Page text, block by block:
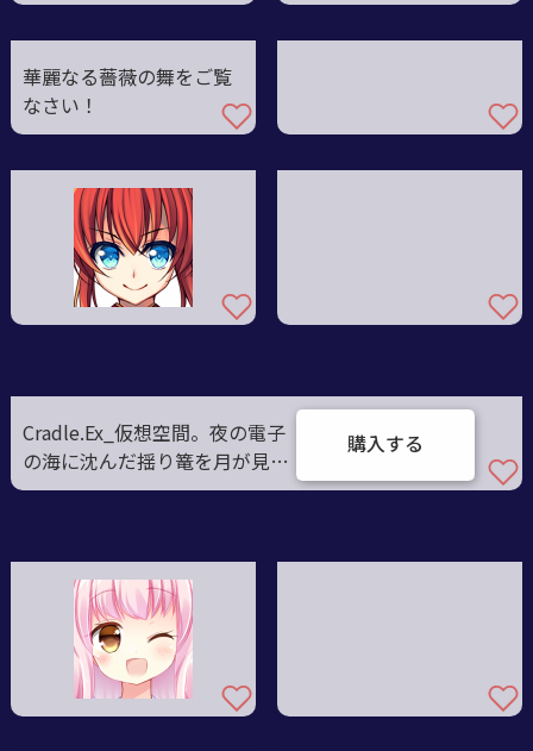
華麗なる薔薇の舞をご覧
なさい！
Cradle.Ex_仮想空間。夜の電子
の海に沈んだ揺り篭を月が見て
いる。
購入する